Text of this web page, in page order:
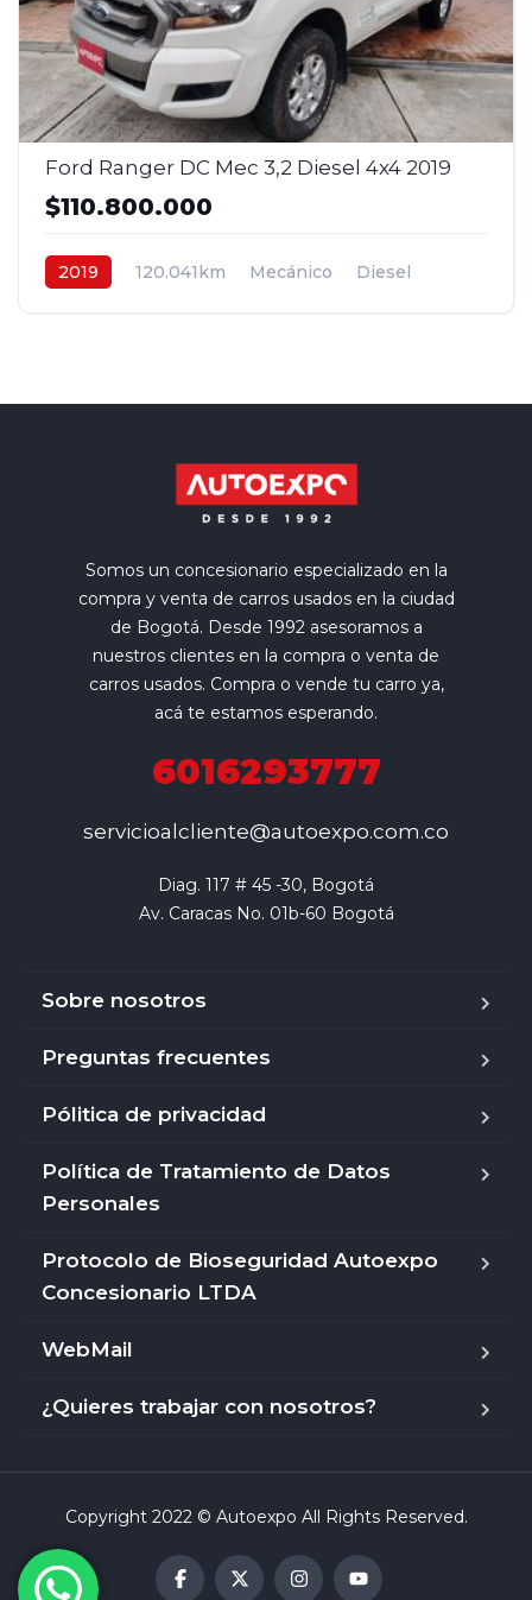
Ford Ranger DC Mec 3,2 Diesel 4x4 2019
$110.800.000
2019 120.041km Mecánico
Diesel
Somos un concesionario especializado en la
compra y venta de carros usados en la ciudad
de Bogotá. Desde 1992 asesoramos a
nuestros clientes en la compra o venta de
carros usados. Compra o vende tu carro ya,
acá te estamos esperando.
6016293777
servicioalcliente@autoexpo.com.co
Diag. 117 # 45 -30, Bogotá
Av. Caracas No. 01b-60 Bogotá
Sobre nosotros
Preguntas frecuentes
Pólitica de privacidad
Política de Tratamiento de Datos
Personales
Protocolo de Bioseguridad Autoexpo
Concesionario LTDA
WebMail
¿Quieres trabajar con nosotros?
Copyright 2022 © Autoexpo All Rights Reserved.